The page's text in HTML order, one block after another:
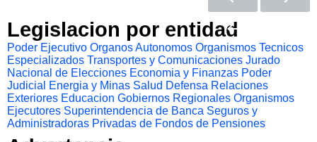
Legislacion por entidad
Poder Ejecutivo Organos Autonomos Organismos Tecnicos
Especializados Transportes y Comunicaciones Jurado
Nacional de Elecciones Economia y Finanzas Poder
Judicial
Energia y Minas Salud Defensa Relaciones
Exteriores Educacion Gobiernos Regionales Organismos
Ejecutores Superintendencia de Banca Seguros y
Administradoras Privadas de Fondos de Pensiones